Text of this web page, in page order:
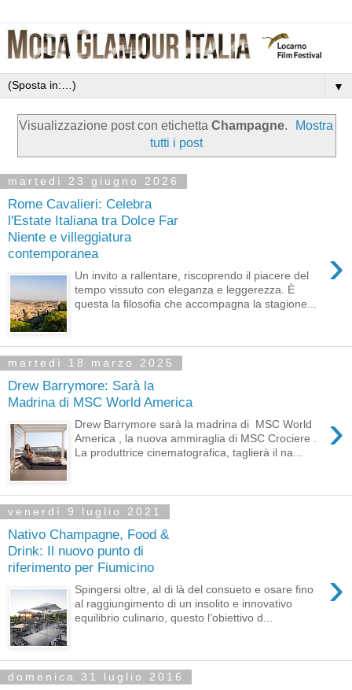
▼
Visualizzazione post con etichetta Champagne.
Mostra
tutti i post
martedì 23 giugno 2026
Rome Cavalieri: Celebra
l'Estate Italiana tra Dolce Far
Niente e villeggiatura
contemporanea
›
Un invito a rallentare, riscoprendo il piacere del
tempo vissuto con eleganza e leggerezza. È
questa la filosofia che accompagna la stagione...
martedì 18 marzo 2025
Drew Barrymore: Sarà la
Madrina di MSC World America
›
Drew Barrymore sarà la madrina di MSC World
America , la nuova ammiraglia di MSC Crociere .
La produttrice cinematografica, taglierà il na...
venerdì 9 luglio 2021
Nativo Champagne, Food &
Drink: Il nuovo punto di
riferimento per Fiumicino
›
Spingersi oltre, al di là del consueto e osare fino
al raggiungimento di un insolito e innovativo
equilibrio culinario, questo l’obiettivo d...
domenica 31 luglio 2016